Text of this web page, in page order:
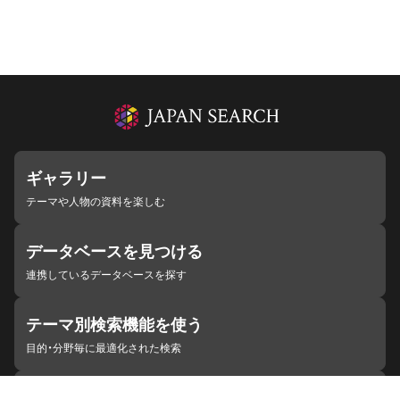
ギャラリー
テーマや人物の資料を楽しむ
データベースを見つける
連携しているデータベースを探す
テーマ別検索機能を使う
目的・分野毎に最適化された検索